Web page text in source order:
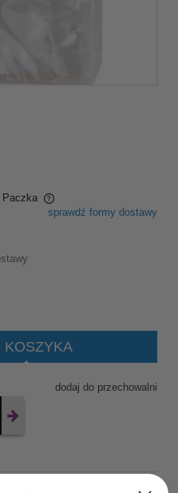
Paczka
kosztów płatnościsprawdź formy dostawy
KOSZYKA
dodaj do przechowalni